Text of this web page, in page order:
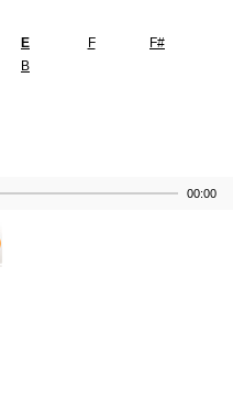
E F
F#
B
00:00